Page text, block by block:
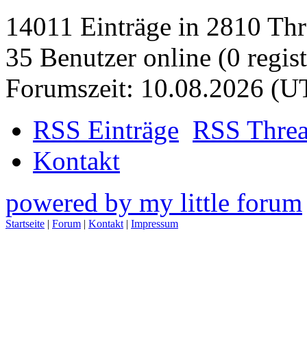
14011 Einträge in 2810
35 Benutzer online (0
Forumszeit: 10.08.2026
RSS Einträge RSS
Kontakt
powered by my little forum
Startseite | Forum | Kontakt | Impressum